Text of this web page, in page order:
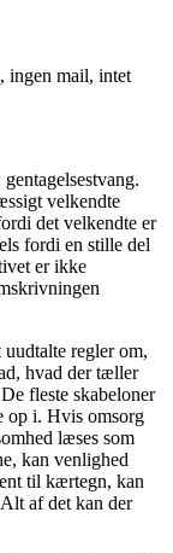
ingen mail, intet
velkendte
det velkendte er
fordi en stille del
er ikke
regler om,
hvad der tæller
fleste skabeloner
op i. Hvis omsorg
læses som
kan venlighed
til kærtegn, kan
af det kan der